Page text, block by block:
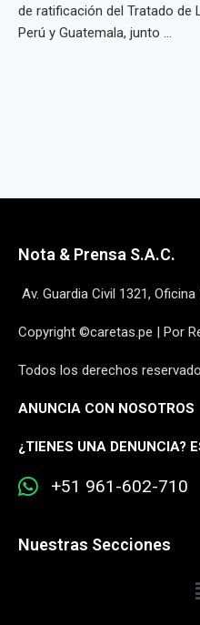
de ratificación del Tratado de
Perú y Guatemala, junto ...
Nota & Prensa S.A.C.
Av. Guardia Civil 1321,
Copyright ©caretas.pe | Por
Todos los derechos
ANUNCIA CON NOSOTROS
¿TIENES UNA DENUNCIA?
+51 961-602-710
Nuestras Secciones